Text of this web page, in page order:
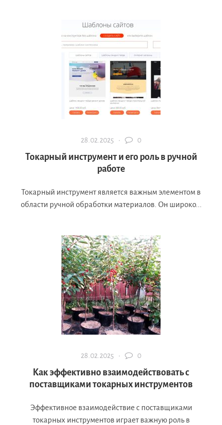
28.02.2025 · 0
Токарный инструмент и его роль в ручной
работе
Токарный инструмент является важным элементом в
области ручной обработки материалов. Он широко...
28.02.2025 · 0
Как эффективно взаимодействовать с
поставщиками токарных инструментов
Эффективное взаимодействие с поставщиками
токарных инструментов играет важную роль в